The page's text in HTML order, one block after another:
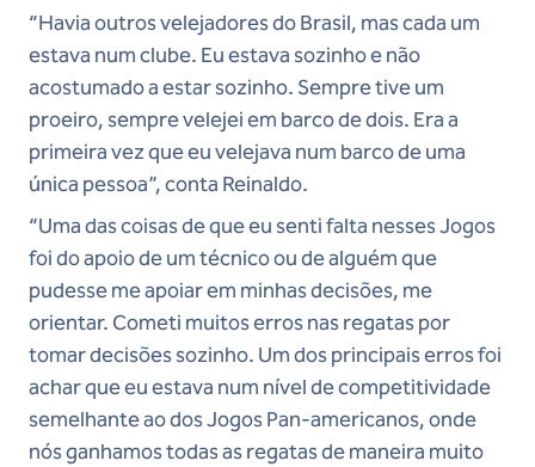
“Havia outros velejadores do Brasil, mas cada um
estava num clube. Eu estava sozinho e não
acostumado a estar sozinho. Sempre tive um
proeiro, sempre velejei em barco de dois. Era a
primeira vez que eu velejava num barco de uma
única pessoa”, conta Reinaldo.
“Uma das coisas de que eu senti falta nesses Jogos
foi do apoio de um técnico ou de alguém que
pudesse me apoiar em minhas decisões, me
orientar. Cometi muitos erros nas regatas por
tomar decisões sozinho. Um dos principais erros foi
achar que eu estava num nível de competitividade
semelhante ao dos Jogos Pan-americanos, onde
nós ganhamos todas as regatas de maneira muito